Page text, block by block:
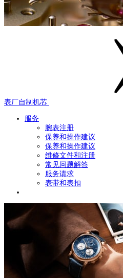
表厂自制机芯
服务
腕表注册
保养和操作建议
保养和操作建议
维修文件和注册
常见问题解答
服务请求
表带和表扣